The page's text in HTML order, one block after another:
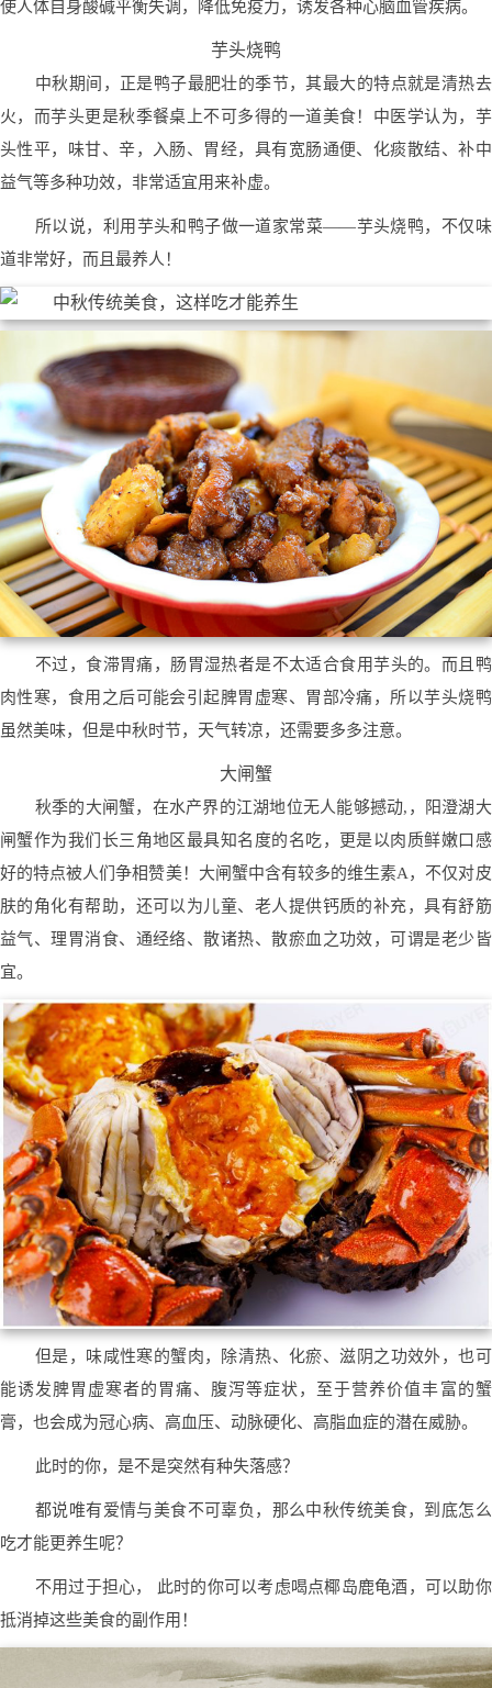
使人体自身酸碱平衡失调，降低免疫力，诱发各种心脑血管疾病。
芋头烧鸭
中秋期间，正是鸭子最肥壮的季节，其最大的特点就是清热去
火，而芋头更是秋季餐桌上不可多得的一道美食！中医学认为，芋
头性平，味甘、辛，入肠、胃经，具有宽肠通便、化痰散结、补中
益气等多种功效，非常适宜用来补虚。
所以说，利用芋头和鸭子做一道家常菜——芋头烧鸭，不仅味
道非常好，而且最养人！
不过，食滞胃痛，肠胃湿热者是不太适合食用芋头的。而且鸭
肉性寒，食用之后可能会引起脾胃虚寒、胃部冷痛，所以芋头烧鸭
虽然美味，但是中秋时节，天气转凉，还需要多多注意。
大闸蟹
秋季的大闸蟹，在水产界的江湖地位无人能够撼动,，阳澄湖大
闸蟹作为我们长三角地区最具知名度的名吃，更是以肉质鲜嫩口感
好的特点被人们争相赞美！大闸蟹中含有较多的维生素A，不仅对皮
肤的角化有帮助，还可以为儿童、老人提供钙质的补充，具有舒筋
益气、理胃消食、通经络、散诸热、散瘀血之功效，可谓是老少皆
宜。
但是，味咸性寒的蟹肉，除清热、化瘀、滋阴之功效外，也可
能诱发脾胃虚寒者的胃痛、腹泻等症状，至于营养价值丰富的蟹
膏，也会成为冠心病、高血压、动脉硬化、高脂血症的潜在威胁。
此时的你，是不是突然有种失落感？
都说唯有爱情与美食不可辜负，那么中秋传统美食，到底怎么
吃才能更养生呢？
不用过于担心， 此时的你可以考虑喝点椰岛鹿龟酒，可以助你
抵消掉这些美食的副作用！